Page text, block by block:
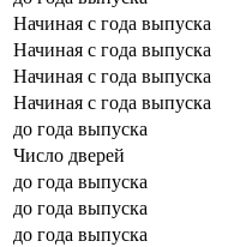
Начиная с года выпуска
Начиная с года выпуска
Начиная с года выпуска
Начиная с года выпуска
до года выпуска
Число дверей
до года выпуска
до года выпуска
до года выпуска